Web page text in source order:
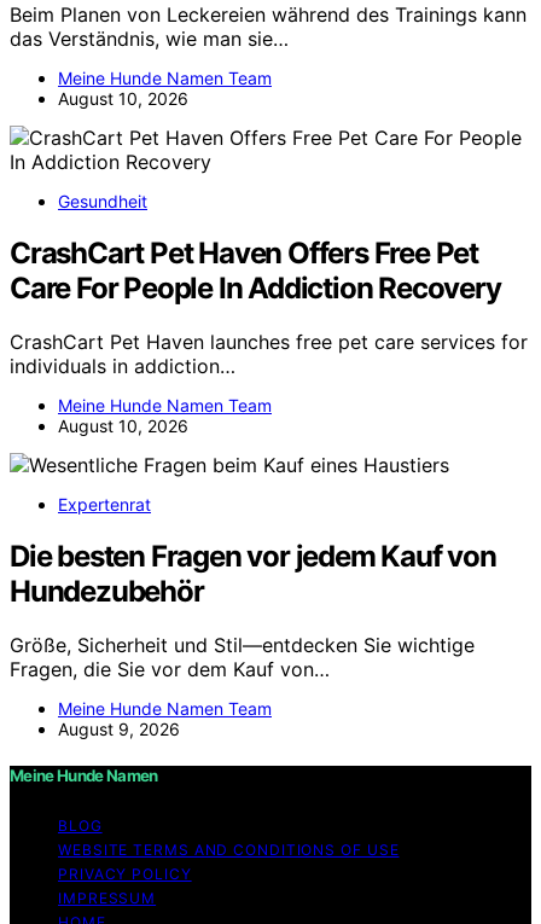
Beim Planen von Leckereien während des Trainings kann
das Verständnis, wie man sie…
Meine Hunde Namen Team
August 10, 2026
Gesundheit
CrashCart Pet Haven Offers Free Pet
Care For People In Addiction Recovery
CrashCart Pet Haven launches free pet care services for
individuals in addiction…
Meine Hunde Namen Team
August 10, 2026
Expertenrat
Die besten Fragen vor jedem Kauf von
Hundezubehör
Größe, Sicherheit und Stil—entdecken Sie wichtige
Fragen, die Sie vor dem Kauf von…
Meine Hunde Namen Team
August 9, 2026
Meine Hunde Namen
BLOG
WEBSITE TERMS AND CONDITIONS OF USE
PRIVACY POLICY
IMPRESSUM